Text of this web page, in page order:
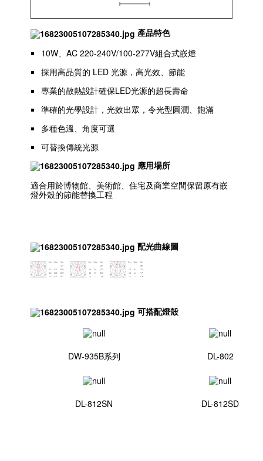
產品特色
10W、AC 220-240V/100-277V組合式嵌燈
採用高品質的 LED 光源，高光效、節能
專業的散熱設計確保LED光源的超長壽命
準確的光學設計，光效出眾，令光型圓潤、飽滿
多種色溫、角度可選
可替換傳統光源
應用場所
適合用於博物館、美術館、住宅及商業空間保留原有嵌
燈外殼的節能替換工程
配光曲線圖
可搭配燈殼
DW-935B系列 DL-802
DL-812SN DL-812SD